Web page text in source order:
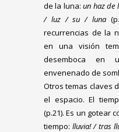
de la luna:un haz de
/ luz / su / luna
recurrencias de la
en una visión
desemboca en
envenenado de
Otros temas claves
el espacio. El
(p.21). Es un gotear
tiempo:lluvia! / tras